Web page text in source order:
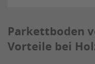
Parkettboden
Vorteile bei